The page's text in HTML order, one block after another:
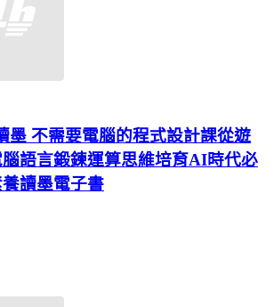
墨 不需要電腦的程式設計課從遊
語言鍛鍊運算思維培育AI時代必
讀墨電子書